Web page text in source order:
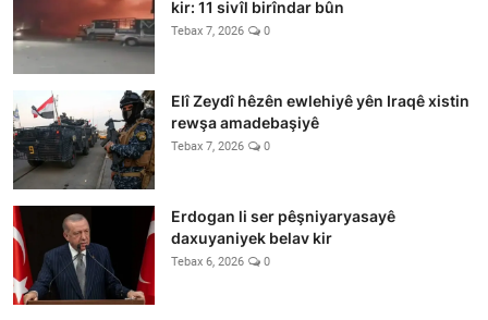
kir: 11 sivîl birîndar bûn
Tebax 7, 2026 0
Elî Zeydî hêzên ewlehiyê yên Iraqê xistin
rewşa amadebaşiyê
Tebax 7, 2026 0
Erdogan li ser pêşniyaryasayê
daxuyaniyek belav kir
Tebax 6, 2026 0